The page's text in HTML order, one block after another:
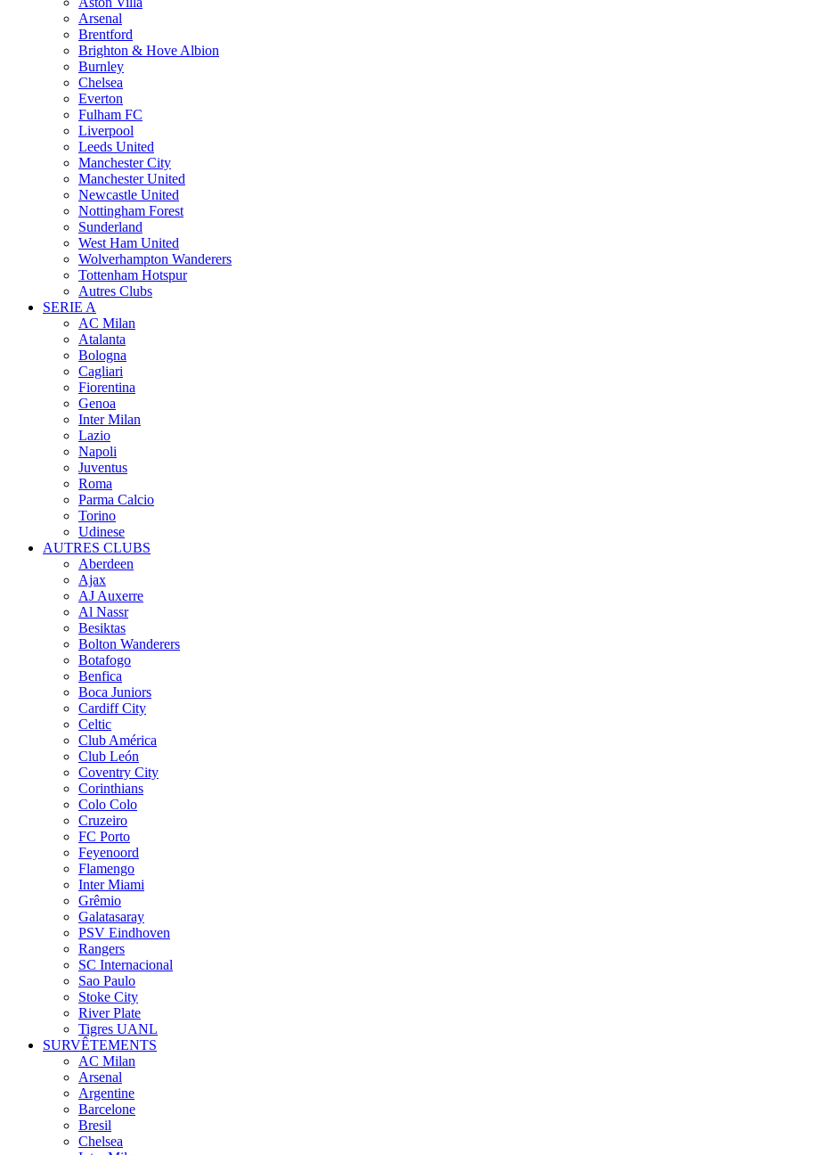
Arsenal
Brentford
Brighton & Hove Albion
Burnley
Chelsea
Everton
Fulham FC
Liverpool
Leeds United
Manchester City
Manchester United
Newcastle United
Nottingham Forest
Sunderland
West Ham United
Wolverhampton Wanderers
Tottenham Hotspur
Autres Clubs
SERIE A
AC Milan
Atalanta
Bologna
Cagliari
Fiorentina
Genoa
Inter Milan
Lazio
Napoli
Juventus
Roma
Parma Calcio
Torino
Udinese
AUTRES CLUBS
Aberdeen
Ajax
AJ Auxerre
Al Nassr
Besiktas
Bolton Wanderers
Botafogo
Benfica
Boca Juniors
Cardiff City
Celtic
Club América
Club León
Coventry City
Corinthians
Colo Colo
Cruzeiro
FC Porto
Feyenoord
Flamengo
Inter Miami
Grêmio
Galatasaray
PSV Eindhoven
Rangers
SC Internacional
Sao Paulo
Stoke City
River Plate
Tigres UANL
SURVÊTEMENTS
AC Milan
Arsenal
Argentine
Barcelone
Bresil
Chelsea